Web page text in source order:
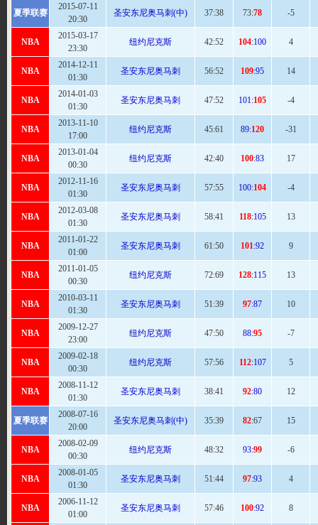
夏季联赛
2015-07-11
20:30
圣安东尼奥马刺(中) 37:38 73:78 -5
NBA
2015-03-17
23:30
纽约尼克斯 42:52 104:100 4
NBA
2014-12-11
01:30
圣安东尼奥马刺 56:52 109:95 14
NBA
2014-01-03
01:30
圣安东尼奥马刺 47:52 101:105 -4
NBA
2013-11-10
17:00
纽约尼克斯 45:61 89:120 -31
NBA
2013-01-04
00:30
纽约尼克斯 42:40 100:83 17
NBA
2012-11-16
01:30
圣安东尼奥马刺 57:55 100:104 -4
NBA
2012-03-08
01:30
圣安东尼奥马刺 58:41 118:105 13
NBA
2011-01-22
01:00
圣安东尼奥马刺 61:50 101:92 9
NBA
2011-01-05
00:30
纽约尼克斯 72:69 128:115 13
NBA
2010-03-11
01:30
圣安东尼奥马刺 51:39 97:87 10
NBA
2009-12-27
23:00
纽约尼克斯 47:50 88:95 -7
NBA
2009-02-18
00:30
纽约尼克斯 57:56 112:107 5
NBA
2008-11-12
01:30
圣安东尼奥马刺 38:41 92:80 12
夏季联赛
2008-07-16
20:00
圣安东尼奥马刺(中) 35:39 82:67 15
NBA
2008-02-09
00:30
纽约尼克斯 48:32 93:99 -6
NBA
2008-01-05
01:30
圣安东尼奥马刺 51:44 97:93 4
NBA
2006-11-12
01:00
圣安东尼奥马刺 57:46 100:92 8